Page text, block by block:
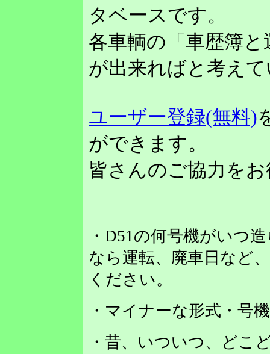
タベースです。
各車輌の「車歴簿
が出来ればと考え
ユーザー登録(無料)
ができます。
皆さんのご協力を
・D51の何号機がいつ
なら運転、廃車日など
ください。
・マイナーな形式・号
・昔、いついつ、どこ